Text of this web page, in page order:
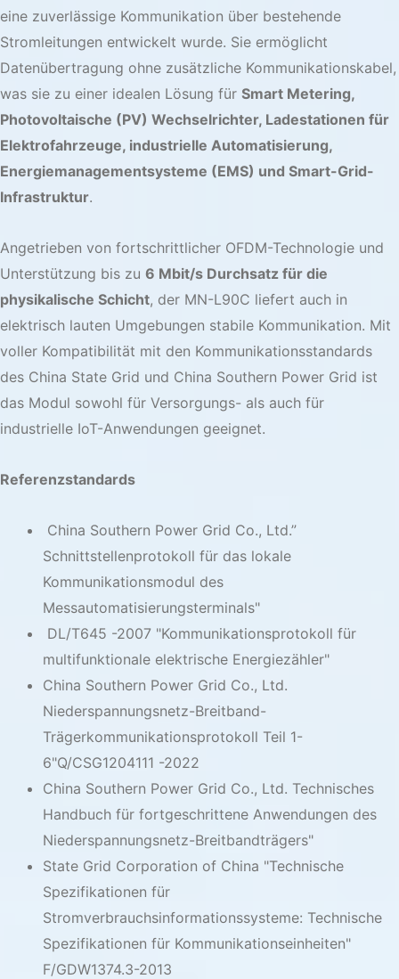
eine zuverlässige Kommunikation über bestehende
Stromleitungen entwickelt wurde. Sie ermöglicht
Datenübertragung ohne zusätzliche Kommunikationskabel,
was sie zu einer idealen Lösung für Smart Metering,
Photovoltaische (PV) Wechselrichter, Ladestationen für
Elektrofahrzeuge, industrielle Automatisierung,
Energiemanagementsysteme (EMS) und Smart-Grid-
Infrastruktur.
Angetrieben von fortschrittlicher OFDM-Technologie und
Unterstützung bis zu 6 Mbit/s Durchsatz für die
physikalische Schicht, der MN-L90C liefert auch in
elektrisch lauten Umgebungen stabile Kommunikation. Mit
voller Kompatibilität mit den Kommunikationsstandards
des China State Grid und China Southern Power Grid ist
das Modul sowohl für Versorgungs- als auch für
industrielle IoT-Anwendungen geeignet.
Referenzstandards
China Southern Power Grid Co., Ltd.”
Schnittstellenprotokoll für das lokale
Kommunikationsmodul des
Messautomatisierungsterminals"
DL/T645 -2007 "Kommunikationsprotokoll für
multifunktionale elektrische Energiezähler"
China Southern Power Grid Co., Ltd.
Niederspannungsnetz-Breitband-
Trägerkommunikationsprotokoll Teil 1-
6"Q/CSG1204111 -2022
China Southern Power Grid Co., Ltd. Technisches
Handbuch für fortgeschrittene Anwendungen des
Niederspannungsnetz-Breitbandträgers"
State Grid Corporation of China "Technische
Spezifikationen für
Stromverbrauchsinformationssysteme: Technische
Spezifikationen für Kommunikationseinheiten"
F/GDW1374.3-2013